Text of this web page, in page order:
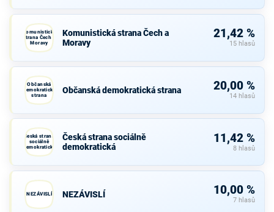
Komunistická
strana Čech a
Moravy
Komunistická strana Čech a
Moravy
21,42 %
15 hlasů
Občanská
demokratická
strana
Občanská demokratická strana 20,00 %
14 hlasů
Česká strana
sociálně
demokratická
Česká strana sociálně
demokratická
11,42 %
8 hlasů
NEZÁVISLÍ NEZÁVISLÍ 10,00 %
7 hlasů